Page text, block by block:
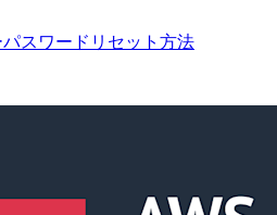
スワードリセット方法